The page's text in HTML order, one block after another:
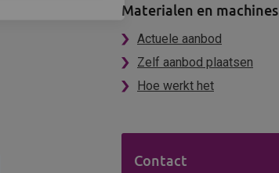
Materialen en machines
Actuele aanbod
Zelf aanbod plaatsen
Hoe werkt het
Contact